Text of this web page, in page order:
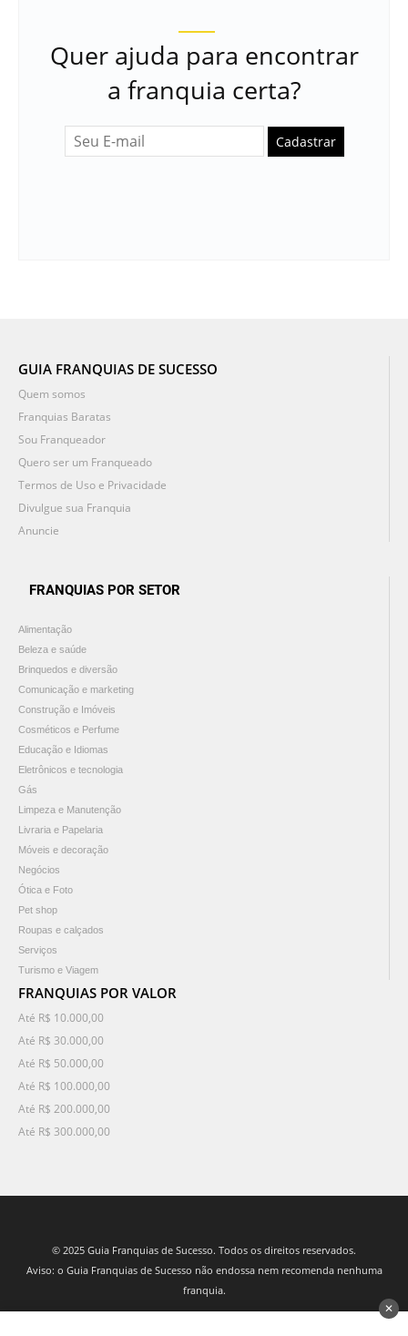
Quer ajuda para encontrar
a franquia certa?
Cadastrar
GUIA FRANQUIAS DE SUCESSO
Quem somos
Franquias Baratas
Sou Franqueador
Quero ser um Franqueado
Termos de Uso e Privacidade
Divulgue sua Franquia
Anuncie
FRANQUIAS POR SETOR
Alimentação
Beleza e saúde
Brinquedos e diversão
Comunicação e marketing
Construção e Imóveis
Cosméticos e Perfume
Educação e Idiomas
Eletrônicos e tecnologia
Gás
Limpeza e Manutenção
Livraria e Papelaria
Móveis e decoração
Negócios
Ótica e Foto
Pet shop
Roupas e calçados
Serviços
Turismo e Viagem
FRANQUIAS POR VALOR
Até R$ 10.000,00
Até R$ 30.000,00
Até R$ 50.000,00
Até R$ 100.000,00
Até R$ 200.000,00
Até R$ 300.000,00
© 2025 Guia Franquias de Sucesso. Todos os direitos reservados.
Aviso: o Guia Franquias de Sucesso não endossa nem recomenda nenhuma
franquia.
✕